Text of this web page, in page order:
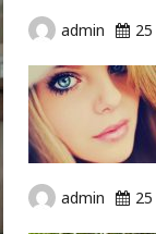
admin
admin